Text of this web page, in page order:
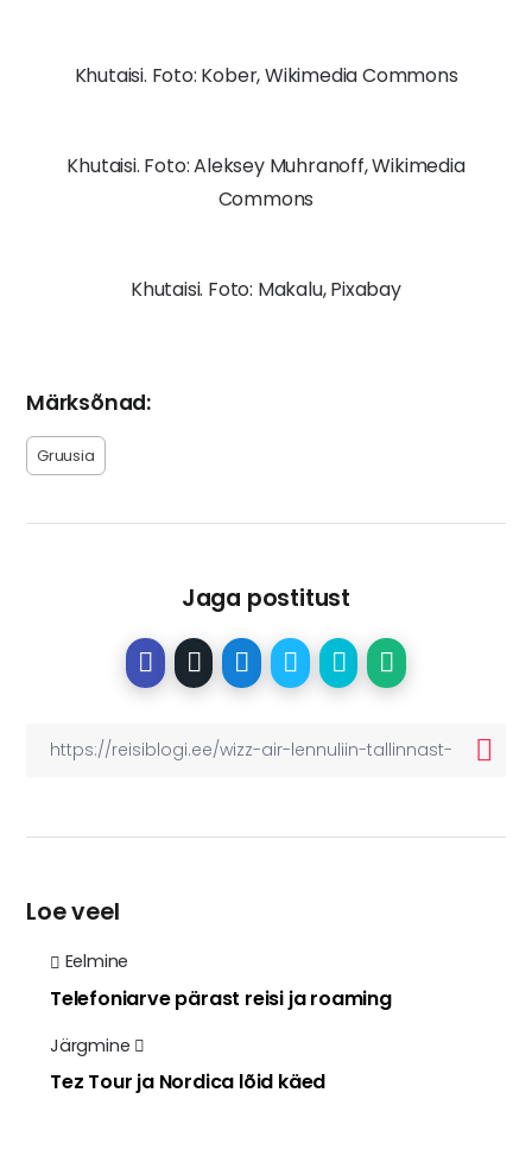
Khutaisi. Foto: Kober, Wikimedia Commons
Khutaisi. Foto: Aleksey Muhranoff, Wikimedia
Commons
Khutaisi. Foto: Makalu, Pixabay
Märksõnad:
Gruusia
Jaga postitust
Loe veel
Eelmine
Telefoniarve pärast reisi ja roaming
Järgmine
Tez Tour ja Nordica lõid käed